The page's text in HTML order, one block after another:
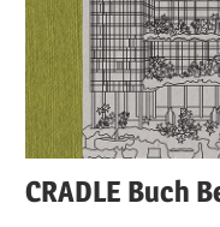
CRADLE Buch